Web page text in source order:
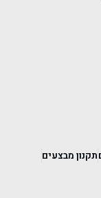
תקנון מבצעים